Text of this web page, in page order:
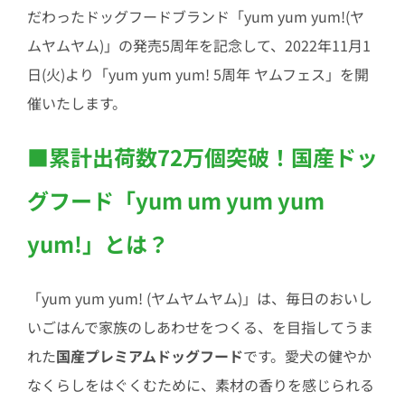
だわったドッグフードブランド「yum yum yum!(ヤ
ムヤムヤム)」の発売5周年を記念して、2022年11月1
日(火)より「yum yum yum! 5周年 ヤムフェス」を開
催いたします。
■累計出荷数72万個突破！国産ドッ
グフード「yum um yum yum
yum!」とは？
「yum yum yum! (ヤムヤムヤム)」は、毎日のおいし
いごはんで家族のしあわせをつくる、を目指してうま
れた国産プレミアムドッグフードです。愛犬の健やか
なくらしをはぐくむために、素材の香りを感じられる